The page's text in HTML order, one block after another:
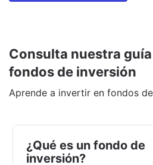
Consulta nuestra
fondos de inversión
Aprende a invertir en fondos
¿Qué es un fondo de
inversión?